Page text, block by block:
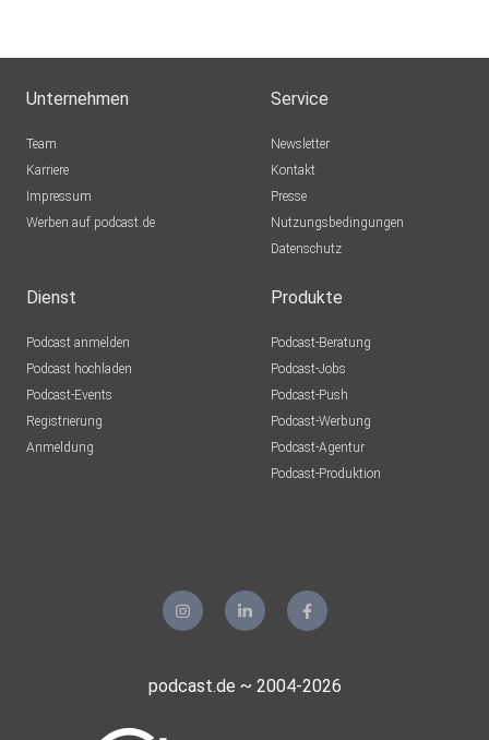
Unternehmen
Team
Karriere
Impressum
Werben auf podcast.de
Service
Newsletter
Kontakt
Presse
Nutzungsbedingungen
Datenschutz
Dienst
Podcast anmelden
Podcast hochladen
Podcast-Events
Registrierung
Anmeldung
Produkte
Podcast-Beratung
Podcast-Jobs
Podcast-Push
Podcast-Werbung
Podcast-Agentur
Podcast-Produktion
podcast.de ~ 2004-2026